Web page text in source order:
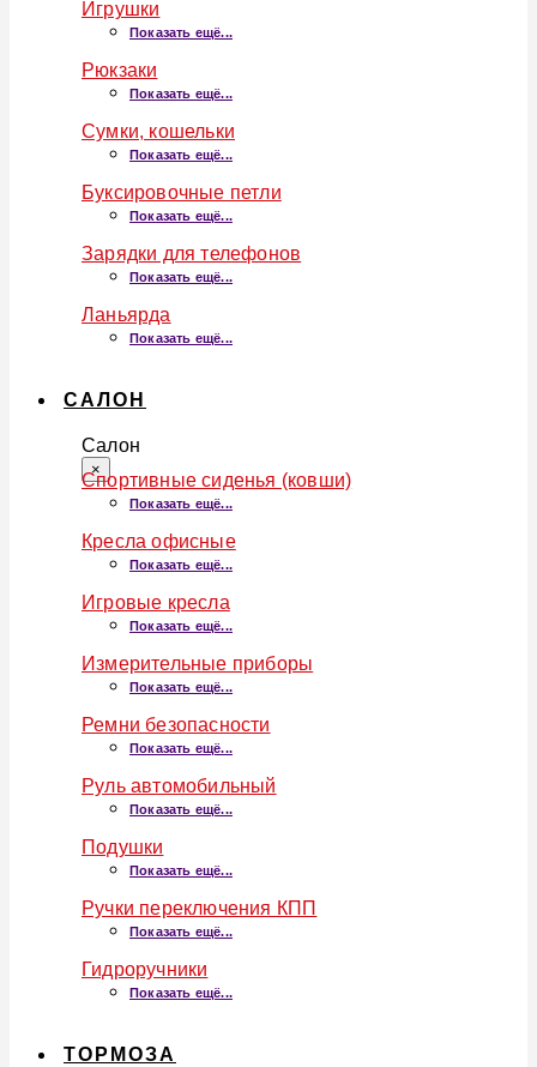
Игрушки
Показать ещё...
Рюкзаки
Показать ещё...
Сумки, кошельки
Показать ещё...
Буксировочные петли
Показать ещё...
Зарядки для телефонов
Показать ещё...
Ланьярда
Показать ещё...
САЛОН
Салон
×
Спортивные сиденья (ковши)
Показать ещё...
Кресла офисные
Показать ещё...
Игровые кресла
Показать ещё...
Измерительные приборы
Показать ещё...
Ремни безопасности
Показать ещё...
Руль автомобильный
Показать ещё...
Подушки
Показать ещё...
Ручки переключения КПП
Показать ещё...
Гидроручники
Показать ещё...
ТОРМОЗА